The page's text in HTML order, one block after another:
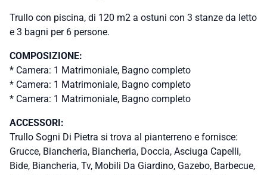
Trullo con piscina, di 120 m2 a ostuni con 3 stanze da letto
e 3 bagni per 6 persone.
COMPOSIZIONE:
* Camera: 1 Matrimoniale, Bagno completo
* Camera: 1 Matrimoniale, Bagno completo
* Camera: 1 Matrimoniale, Bagno completo
ACCESSORI:
Trullo Sogni Di Pietra si trova al pianterreno e fornisce:
Grucce, Biancheria, Biancheria, Doccia, Asciuga Capelli,
Bide, Biancheria, Tv, Mobili Da Giardino, Gazebo, Barbecue,